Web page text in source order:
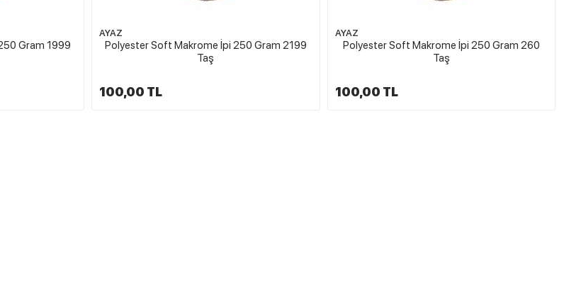
Gram 1999
AYAZ
Polyester Soft Makrome İpi 250 Gram 2199
Taş
100,00 TL
AYAZ
Polyester Soft Makrome İpi 250 Gram 260
Taş
100,00 TL